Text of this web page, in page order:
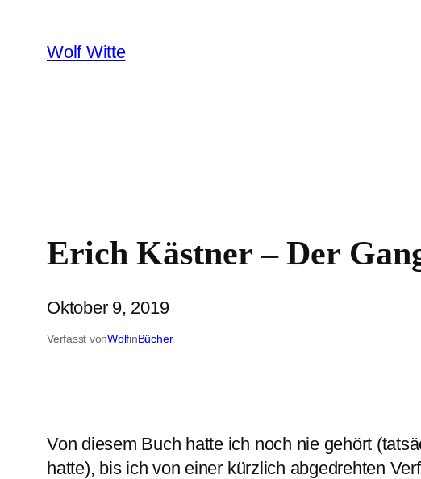
Inhalt
springen
Wolf Witte
Erich Kästner – Der
Oktober 9, 2019
Verfasst vonWolfinBücher
Von diesem Buch hatte ich noch nie gehört
hatte), bis ich von einer kürzlich abgedrehten